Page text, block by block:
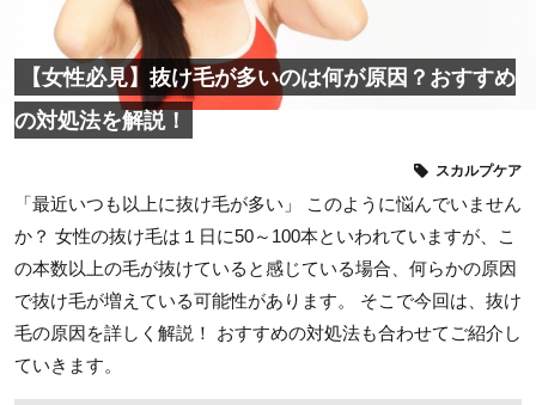
【女性必見】抜け毛が多いのは何が原因？おすすめ
の対処法を解説！
スカルプケア
「最近いつも以上に抜け毛が多い」 このように悩んでいません
か？ 女性の抜け毛は１日に50～100本といわれていますが、こ
の本数以上の毛が抜けていると感じている場合、何らかの原因
で抜け毛が増えている可能性があります。 そこで今回は、抜け
毛の原因を詳しく解説！ おすすめの対処法も合わせてご紹介し
ていきます。